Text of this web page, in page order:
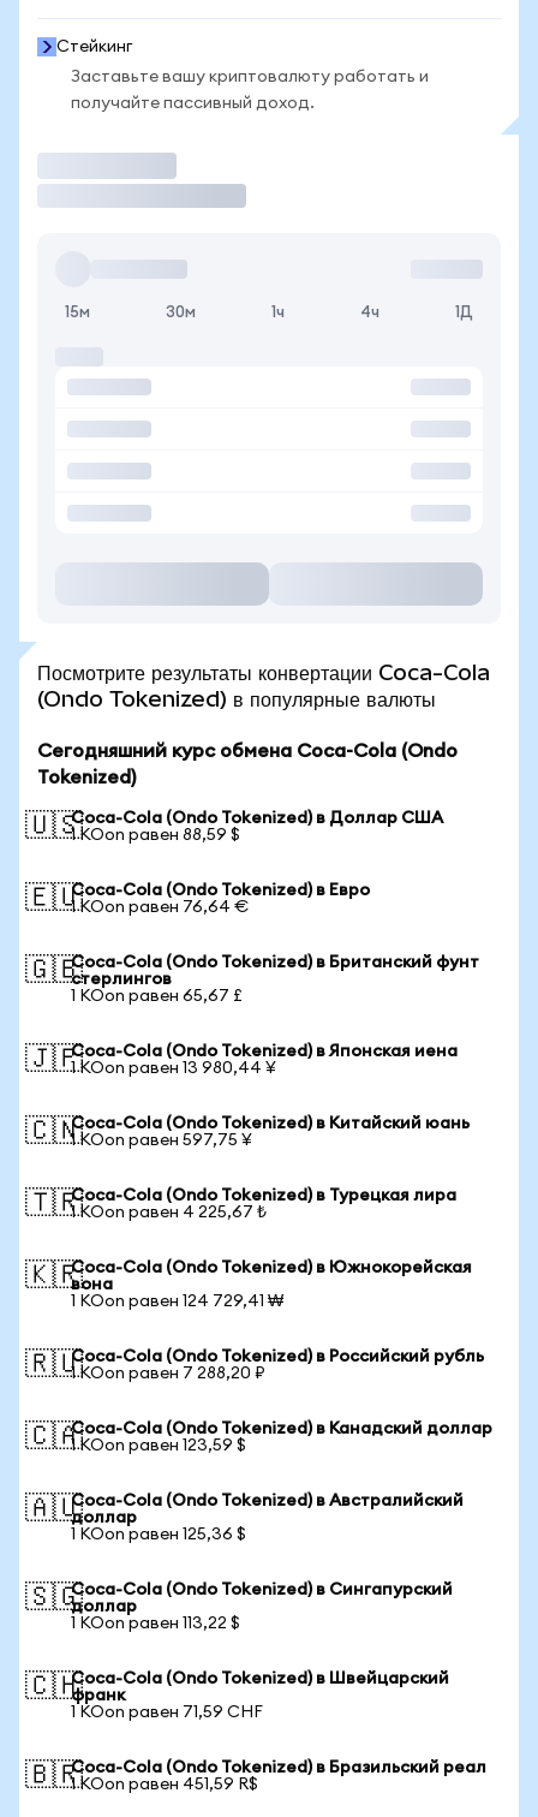
Стейкинг
Заставьте вашу криптовалюту работать и
получайте пассивный доход.
15м 30м 1ч 4ч 1Д
Посмотрите результаты конвертации Coca-Cola
(Ondo Tokenized) в популярные валюты
Сегодняшний курс обмена Coca-Cola (Ondo
Tokenized)
🇺🇸Coca-Cola (Ondo Tokenized) в Доллар США
1 KOon равен 88,59 $
🇪🇺Coca-Cola (Ondo Tokenized) в Евро
1 KOon равен 76,64 €
🇬🇧Coca-Cola (Ondo Tokenized) в Британский фунт
стерлингов
1 KOon равен 65,67 £
🇯🇵Coca-Cola (Ondo Tokenized) в Японская иена
1 KOon равен 13 980,44 ¥
🇨🇳Coca-Cola (Ondo Tokenized) в Китайский юань
1 KOon равен 597,75 ¥
🇹🇷Coca-Cola (Ondo Tokenized) в Турецкая лира
1 KOon равен 4 225,67 ₺
🇰🇷Coca-Cola (Ondo Tokenized) в Южнокорейская
вона
1 KOon равен 124 729,41 ₩
🇷🇺Coca-Cola (Ondo Tokenized) в Российский рубль
1 KOon равен 7 288,20 ₽
🇨🇦Coca-Cola (Ondo Tokenized) в Канадский доллар
1 KOon равен 123,59 $
🇦🇺Coca-Cola (Ondo Tokenized) в Австралийский
доллар
1 KOon равен 125,36 $
🇸🇬Coca-Cola (Ondo Tokenized) в Сингапурский
доллар
1 KOon равен 113,22 $
🇨🇭Coca-Cola (Ondo Tokenized) в Швейцарский
франк
1 KOon равен 71,59 CHF
🇧🇷Coca-Cola (Ondo Tokenized) в Бразильский реал
1 KOon равен 451,59 R$